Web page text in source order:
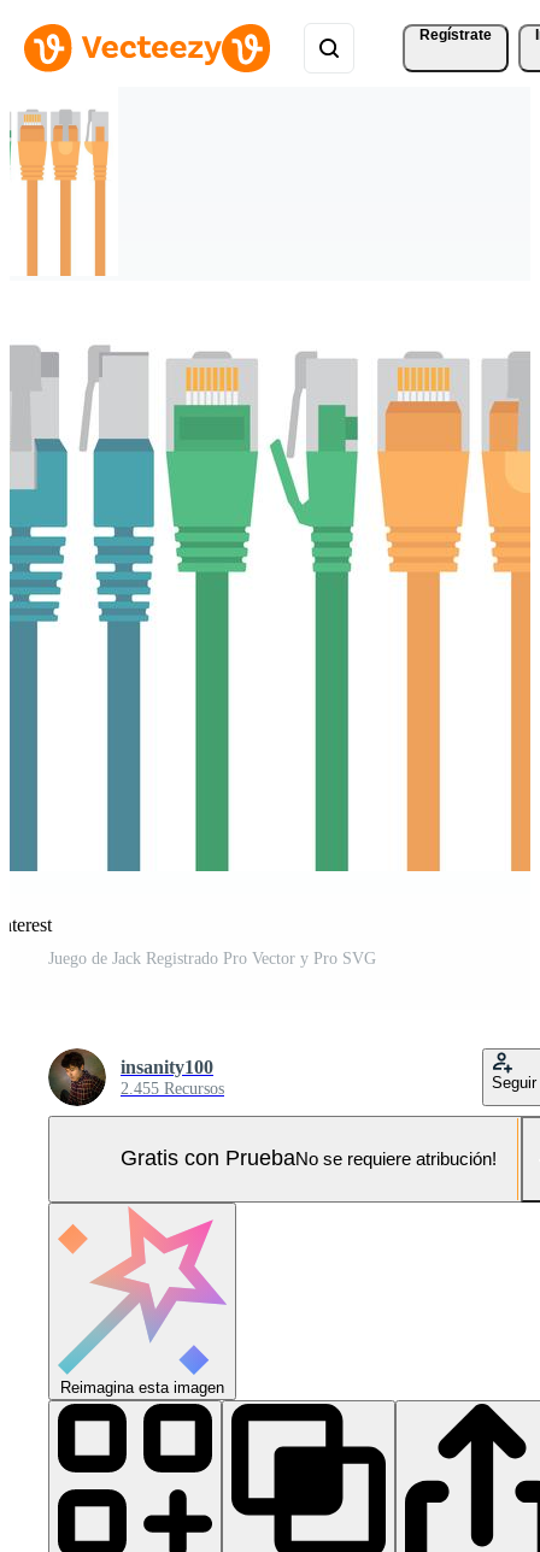
Regístrate
Juego de Jack Registrado Pro Vector y Pro SVG
insanity100
2.455 Recursos Seguir
Gratis con PruebaNo se requiere atribución!
Reimagina esta imagen